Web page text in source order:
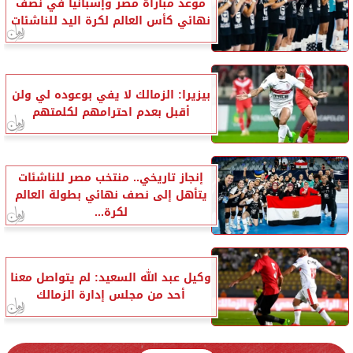
نهائي كأس العالم لكرة اليد للناشئات
بيزيرا: الزمالك لا يفي بوعوده لي ولن
أقبل بعدم احترامهم لكلمتهم
إنجاز تاريخي.. منتخب مصر للناشئات
يتأهل إلى نصف نهائي بطولة العالم
لكرة...
وكيل عبد الله السعيد: لم يتواصل معنا
أحد من مجلس إدارة الزمالك